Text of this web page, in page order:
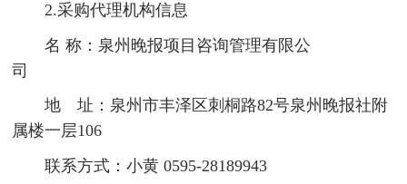
2.采购代理机构信息
名 称：泉州晚报项目咨询管理有限公
司
地 址：泉州市丰泽区刺桐路82号泉州晚报社附
属楼一层106
联系方式：小黄 0595-28189943